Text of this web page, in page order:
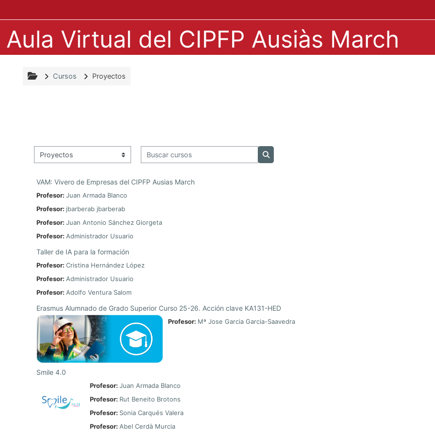
Aula Virtual del CIPFP Ausiàs March
Cursos Proyectos
Categorías
Buscar cursos
VAM: Vivero de Empresas del CIPFP Ausias March
Profesor: Juan Armada Blanco
Profesor: jbarberab jbarberab
Profesor: Juan Antonio Sánchez Giorgeta
Profesor: Administrador Usuario
Taller de IA para la formación
Profesor: Cristina Hernández López
Profesor: Administrador Usuario
Profesor: Adolfo Ventura Salom
Erasmus Alumnado de Grado Superior Curso 25-26. Acción clave KA131-HED
Profesor: Mª Jose Garcia Garcia-Saavedra
Smile 4.0
Profesor: Juan Armada Blanco
Profesor: Rut Beneito Brotons
Profesor: Sonia Carqués Valera
Profesor: Abel Cerdà Murcia